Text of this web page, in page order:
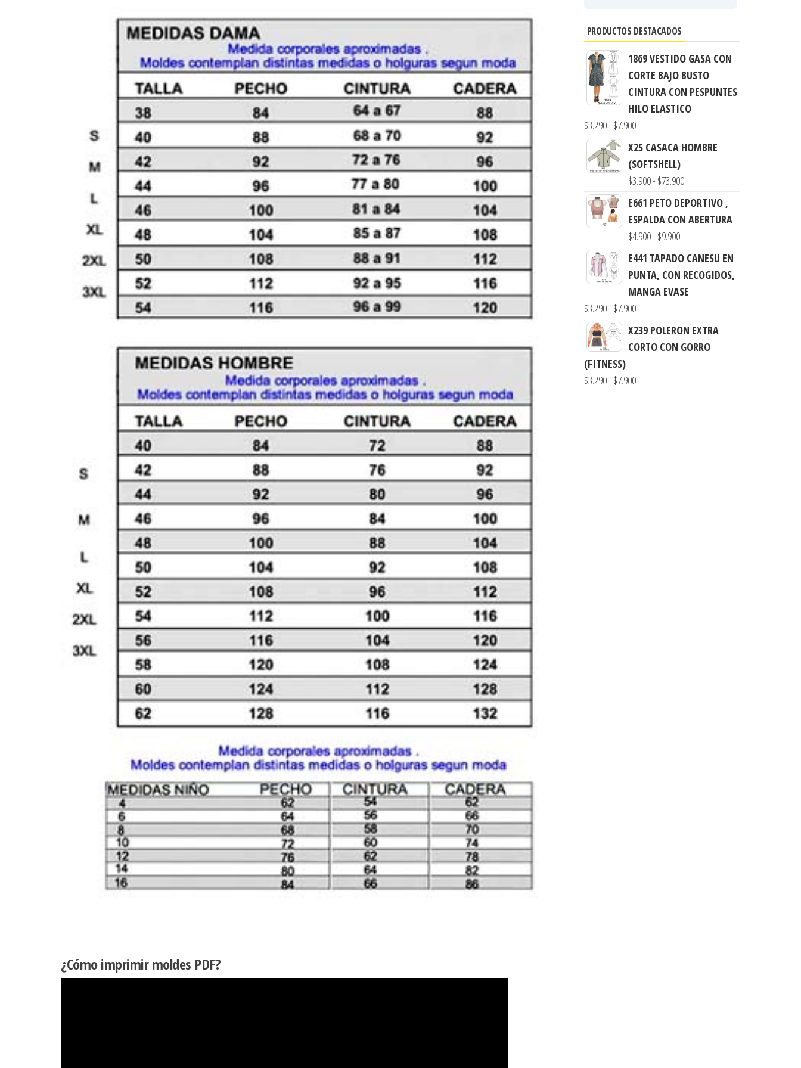
cantidad
¿Cómo imprimir moldes PDF?
PRODUCTOS DESTACADOS
1869 VESTIDO GASA CON
CORTE BAJO BUSTO
CINTURA CON PESPUNTES
HILO ELASTICO
$3.290- $7.900Rango
de
precios:
desde
hasta
$7.900
X25 CASACA HOMBRE
(SOFTSHELL)
$3.900- $73.900Rango
de
precios:
hasta
$73.900
E661 PETO DEPORTIVO ,
ESPALDA CON ABERTURA
$4.900- $9.900Rango
de
precios:
desde
$9.900
E441 TAPADO CANESU EN
PUNTA, CON RECOGIDOS,
MANGA EVASE
$3.290- $7.900Rango
de
precios:
$3.290
X239 POLERON EXTRA
CORTO CON GORRO
(FITNESS)
$3.290- $7.900Rango